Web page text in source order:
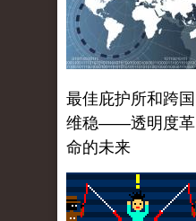
最佳庇护所和跨国
维稳——透明度革
命的未来